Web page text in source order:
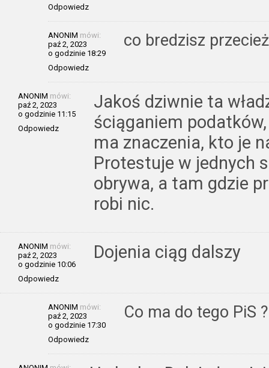
Odpowiedz
ANONIM mówi:
paź 2, 2023
o godzinie 18:29
Odpowiedz
co bredzisz
ANONIM mówi:
paź 2, 2023
o godzinie 11:15
Odpowiedz
Jakoś dziwnie ta
ściąganiem
ma znaczenia, kto je
Protestuje w jednych
obrywa, a tam gdzie
robi nic.
ANONIM mówi:
paź 2, 2023
o godzinie 10:06
Odpowiedz
Dojenia ciąg dalszy
ANONIM mówi:
paź 2, 2023
o godzinie 17:30
Odpowiedz
Co ma do tego PiS